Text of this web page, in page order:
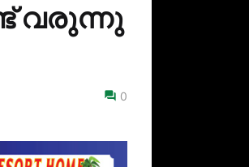
വരുന്നു
0